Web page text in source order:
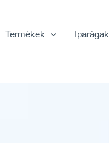
Termékek Iparágak